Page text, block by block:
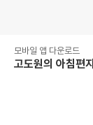
모바일 앱 다운로드
고도원의 아침편지